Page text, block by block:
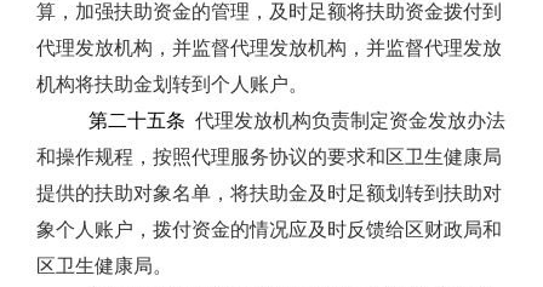
算，加强扶助资金的管理，及时足额将扶助资金拨付到
代理发放机构，并监督代理发放机构，并监督代理发放
机构将扶助金划转到个人账户。
第二十五条 代理发放机构负责制定资金发放办法
和操作规程，按照代理服务协议的要求和区卫生健康局
提供的扶助对象名单，将扶助金及时足额划转到扶助对
象个人账户，拨付资金的情况应及时反馈给区财政局和
区卫生健康局。